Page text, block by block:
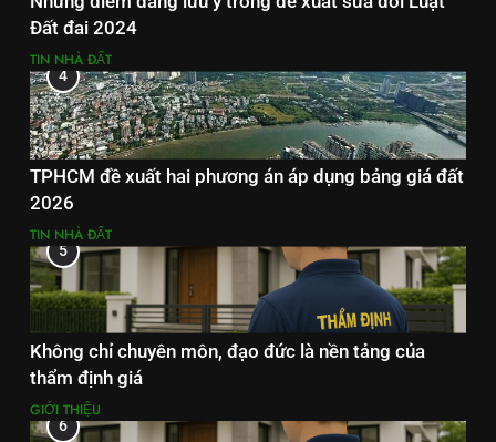
Đất đai 2024
TIN NHÀ ĐẤT
4
TPHCM đề xuất hai phương án áp dụng bảng giá đất
2026
TIN NHÀ ĐẤT
5
Không chỉ chuyên môn, đạo đức là nền tảng của
thẩm định giá
GIỚI THIỆU
6